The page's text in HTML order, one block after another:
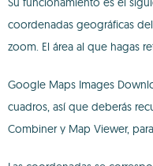
coordenadas geográficas
zoom. El área al que hagas
Google Maps Images
cuadros, así que deberás
Combiner y Map Viewer,